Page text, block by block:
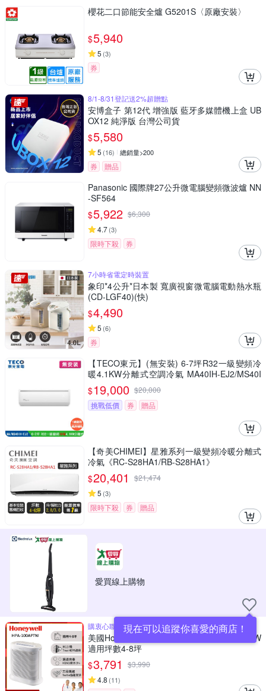
櫻花二口節能安全爐 G5201S〈原廠安裝〉
$5,940
5 (3)
券
8/1-8/31登記送2%超贈點
安博盒子 第12代 增強版 藍牙多媒體機上盒 UB
OX12 純淨版 台灣公司貨
$5,580
5 (16) 總銷量>200
券 贈品
Panasonic 國際牌27公升微電腦變頻微波爐 NN
-SF564
$5,922 $6,300
4.7(3)
限時下殺 券
7小時省電定時裝置
象印*4公升*日本製 寬廣視窗微電腦電動熱水瓶
(CD-LGF40)(快)
$4,490
5 (6)
券
【TECO東元】(無安裝) 6-7坪R32一級變頻冷
暖4.1KW分離式空調冷氣 MA40IH-EJ2/MS40I
H-EJ2
$19,000 $20,000
挑戰低價
券 贈品
【奇美CHIMEI】星雅系列一級變頻冷暖分離式
冷氣《RC-S28HA1/RB-S28HA1》
$20,401 $21,474
5 (3)
限時下殺 券 贈品
愛買線上購物
現在可以追蹤你喜愛的商店！
購衷心聯名卡最高10%回饋
美國Honeywell 抗敏空氣清淨機 HPA100APTW
適用坪數4-8坪
$3,791 $3,990
4.8 (11)